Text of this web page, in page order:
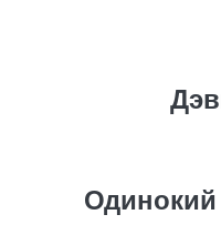
Одинокий